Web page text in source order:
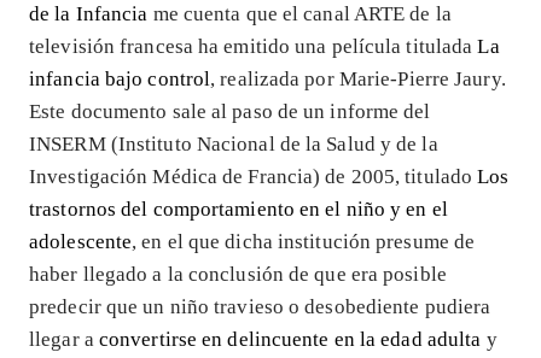
de la Infancia me cuenta que el canal ARTE de la
televisión francesa ha emitido una película tituladaLa
infancia bajo control, realizada por Marie-Pierre Jaury.
Este documento sale al paso de un informe del
INSERM (Instituto Nacional de la Salud y de la
Investigación Médica de Francia) de 2005, tituladoLos
trastornos del comportamiento en el niño y en el
adolescente, en el que dicha institución presume de
haber llegado a la conclusión de que era posible
predecir que un niño travieso o desobediente pudiera
llegar a convertirse en delincuente en la edad adulta y